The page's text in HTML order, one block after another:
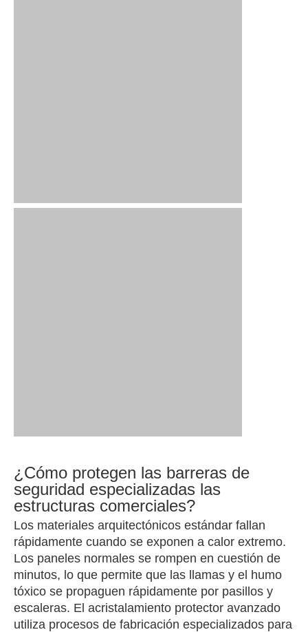
¿Cómo protegen las barreras de
seguridad especializadas las
estructuras comerciales?
Los materiales arquitectónicos estándar fallan
rápidamente cuando se exponen a calor extremo.
Los paneles normales se rompen en cuestión de
minutos, lo que permite que las llamas y el humo
tóxico se propaguen rápidamente por pasillos y
escaleras. El acristalamiento protector avanzado
utiliza procesos de fabricación especializados para